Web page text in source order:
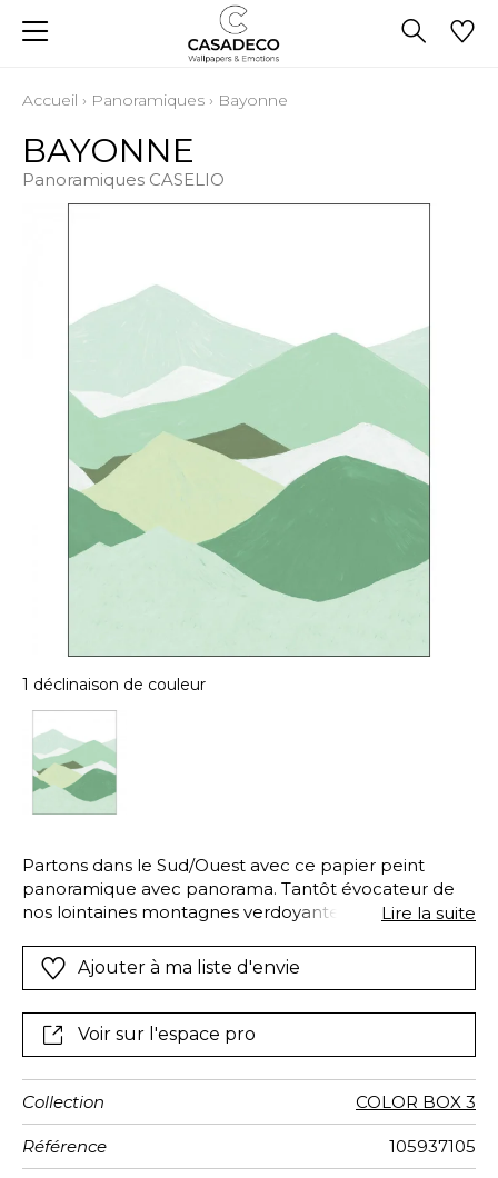
Accueil › Panoramiques › Bayonne
BAYONNE
Panoramiques CASELIO
1 déclinaison de couleur
Partons dans le Sud/Ouest avec ce papier peint
panoramique avec panorama. Tantôt évocateur de
nos lointaines montagnes verdoyantes tantôt nous
déchaîné il enchante les amoureux d une décoration
simple et graphique.
Lire la suite
Ajouter à ma liste d'envie
Voir sur l'espace pro
Collection COLOR BOX 3
Référence 105937105